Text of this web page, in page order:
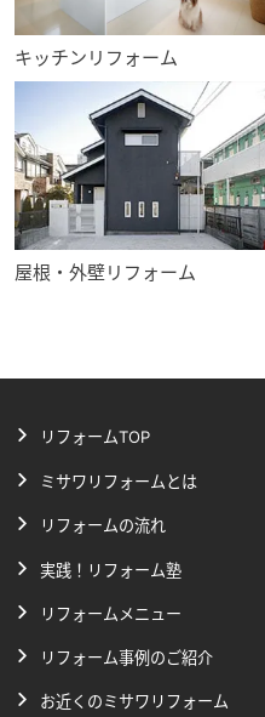
キッチンリフォーム
屋根・外壁リフォーム
リフォームTOP
ミサワリフォームとは
リフォームの流れ
実践！リフォーム塾
リフォームメニュー
リフォーム事例のご紹介
お近くのミサワリフォーム